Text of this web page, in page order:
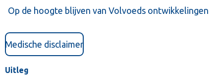
Op de hoogte blijven van Volvoeds ontwikkelingen
Medische disclaimer
Uitleg